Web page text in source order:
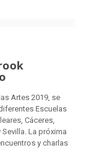
Artes 2019, se
Escuelas
Cáceres,
La próxima
y charlas